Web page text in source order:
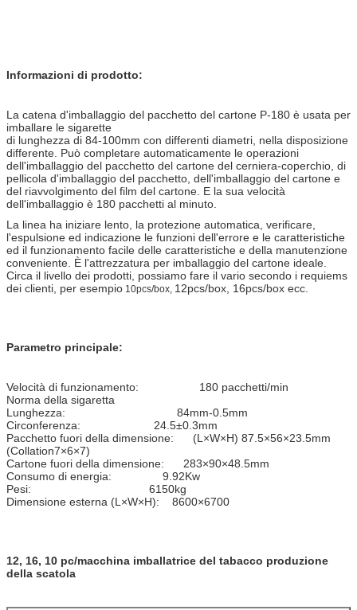
Informazioni di prodotto:
La catena d'imballaggio del pacchetto del cartone P-180 è usata per
imballare le sigarette
di lunghezza di 84-100mm con differenti diametri, nella disposizione
differente. Può completare automaticamente le operazioni
dell'imballaggio del pacchetto del cartone del cerniera-coperchio, di
pellicola d'imballaggio del pacchetto, dell'imballaggio del cartone e
del riavvolgimento del film del cartone. E la sua velocità
dell'imballaggio è 180 pacchetti al minuto.
La linea ha iniziare lento, la protezione automatica, verificare,
l'espulsione ed indicazione le funzioni dell'errore e le caratteristiche
ed il funzionamento facile delle caratteristiche e della manutenzione
conveniente. È l'attrezzatura per imballaggio del cartone ideale.
Circa il livello dei prodotti, possiamo fare il vario secondo i requiems
dei clienti, per esempio 10pcs/box, 12pcs/box, 16pcs/box ecc.
Parametro principale:
Velocità di funzionamento: 180 pacchetti/min
Norma della sigaretta
Lunghezza: 84mm-0.5mm
Circonferenza: 24.5±0.3mm
Pacchetto fuori della dimensione: (L×W×H) 87.5×56×23.5mm
(Collation7×6×7)
Cartone fuori della dimensione: 283×90×48.5mm
Consumo di energia: 9.92Kw
Pesi: 6150kg
Dimensione esterna (L×W×H): 8600×6700
12, 16, 10 pc/macchina imballatrice del tabacco produzione
della scatola